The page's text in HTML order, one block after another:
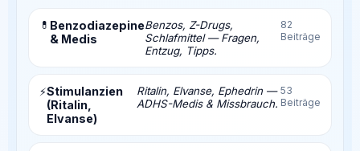
💊 Benzodiazepine
& Medis
Benzos, Z-Drugs,
Schlafmittel — Fragen,
Entzug, Tipps.
82
Beiträge
⚡Stimulanzien
(Ritalin,
Elvanse)
Ritalin, Elvanse, Ephedrin —
ADHS-Medis & Missbrauch.
53
Beiträge